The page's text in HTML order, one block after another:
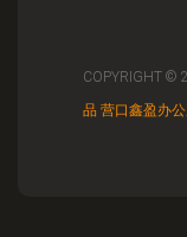
COPYRIGHT ©
品 营口鑫盈办